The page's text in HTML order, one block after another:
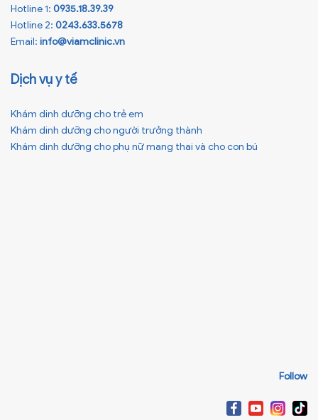
Hotline 1: 0935.18.39.39
Hotline 2: 0243.633.5678
Email: info@viamclinic.vn
Dịch vụ y tế
Khám dinh dưỡng cho trẻ em
Khám dinh dưỡng cho người trưởng thành
Khám dinh dưỡng cho phụ nữ mang thai và cho con bú
Follow